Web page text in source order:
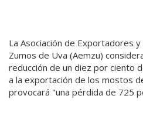
La Asociación de Exportadores
Zumos de Uva (Aemzu)
reducción de un diez por ciento
a la exportación de los mostos
provocará "una pérdida de 725